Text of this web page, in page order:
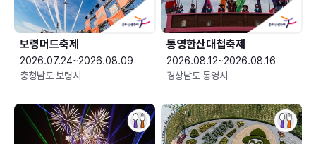
보령머드축제
2026.07.24~2026.08.09
충청남도 보령시
통영한산대첩축제
2026.08.12~2026.08.16
경상남도 통영시